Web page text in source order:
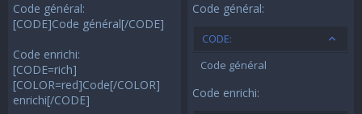
Code général:
[CODE]Code général[/CODE]
Code enrichi:
[CODE=rich]
[COLOR=red]Code[/COLOR]
enrichi[/CODE]
Code général:
CODE:
Code général
Code enrichi: